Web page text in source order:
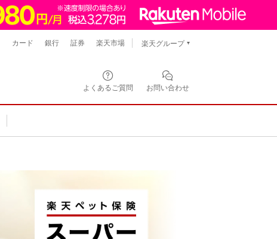
よくあるご質問 お問い合わせ
カード 銀行 証券 楽天市場 楽天グループ